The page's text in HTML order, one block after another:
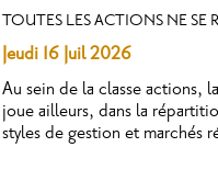
TOUTES LES ACTIONS NE SE
Jeudi 16 Juil 2026
Au sein de la classe actions,
joue ailleurs, dans la
styles de gestion et marchés